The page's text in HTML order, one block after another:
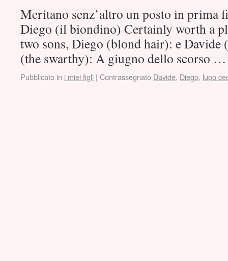
Meritano senz’altro un posto in prima
Diego (il biondino) Certainly worth a
two sons, Diego (blond hair): e
(the swarthy): A giugno dello scorso
Pubblicato in i miei figli | Contrassegnato Davide, Diego, lupo